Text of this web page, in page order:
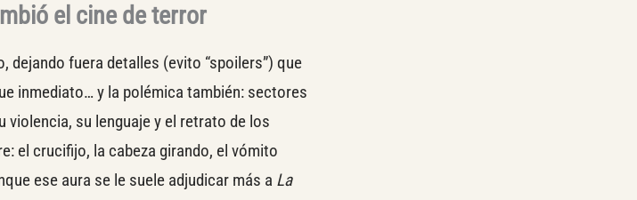
el cine de terror
dejando fuera detalles (evito “spoilers”) que
inmediato… y la polémica también: sectores
su lenguaje y el retrato de los
el crucifijo, la cabeza girando, el vómito
ese aura se le suele adjudicar más a La